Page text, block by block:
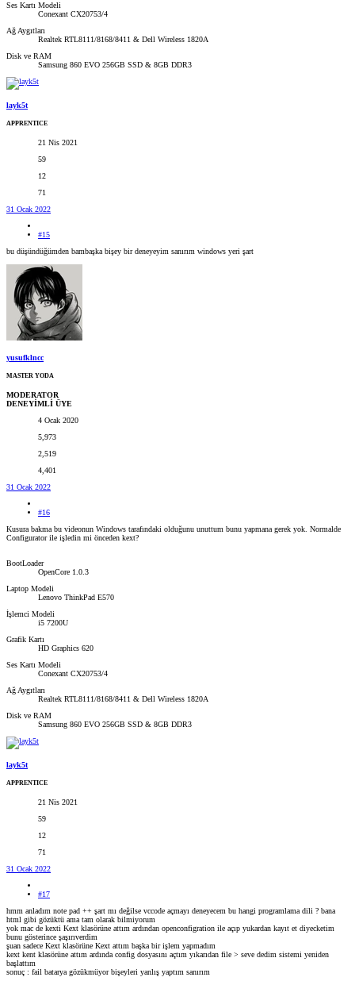
Ses Kartı Modeli
Conexant CX20753/4
Ağ Aygıtları
Realtek RTL8111/8168/8411 & Dell Wireless 1820A
Disk ve RAM
Samsung 860 EVO 256GB SSD & 8GB DDR3
layk5t
APPRENTICE
21 Nis 2021
59
12
71
31 Ocak 2022
#15
bu düşündüğümden bambaşka bişey bir deneyeyim sanırım windows yeri şart
yusufklncc
MASTER YODA
MODERATOR
DENEYİMLİ ÜYE
4 Ocak 2020
5,973
2,519
4,401
31 Ocak 2022
#16
Kusura bakma bu videonun Windows tarafındaki olduğunu unuttum bunu yapmana gerek yok. Normalde
Configurator ile işledin mi önceden kext?
BootLoader
OpenCore 1.0.3
Laptop Modeli
Lenovo ThinkPad E570
İşlemci Modeli
i5 7200U
Grafik Kartı
HD Graphics 620
Ses Kartı Modeli
Conexant CX20753/4
Ağ Aygıtları
Realtek RTL8111/8168/8411 & Dell Wireless 1820A
Disk ve RAM
Samsung 860 EVO 256GB SSD & 8GB DDR3
layk5t
APPRENTICE
21 Nis 2021
59
12
71
31 Ocak 2022
#17
hmm anladım note pad ++ şart mı değilse vccode açmayı deneyecem bu hangi programlama dili ? bana
html gibi gözüktü ama tam olarak bilmiyorum
yok mac de kexti Kext klasörüne attım ardından openconfigration ile açıp yukardan kayıt et diyecketim
bunu gösterince şaşırıverdim
şuan sadece Kext klasörüne Kext attım başka bir işlem yapmadım
kext kent klasörüne attım ardında config dosyasını açtım yıkarıdan file > seve dedim sistemi yeniden
başlattım
sonuç : fail batarya gözükmüyor bişeyleri yanlış yaptım sanırım